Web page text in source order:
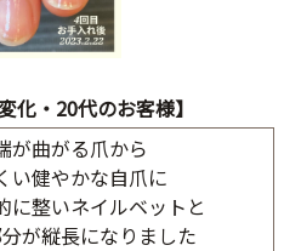
化・20代のお客様】
が曲がる爪から
い健やかな自爪に
に整いネイルベットと
が縦長になりました